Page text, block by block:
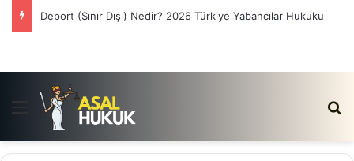
Deport (Sınır Dışı) Nedir? 2026 Türkiye Yabancılar Hukuku
Menü